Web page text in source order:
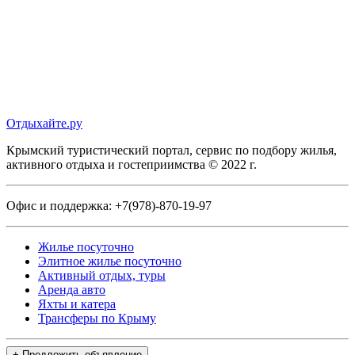
Отдыхайте.ру
Крымский туристический портал, сервис по подбору жилья,
активного отдыха и гостеприимства © 2022 г.
Офис и поддержка: +7(978)-870-19-97
Жилье посуточно
Элитное жилье посуточно
Активный отдых, туры
Аренда авто
Яхты и катера
Трансферы по Крыму